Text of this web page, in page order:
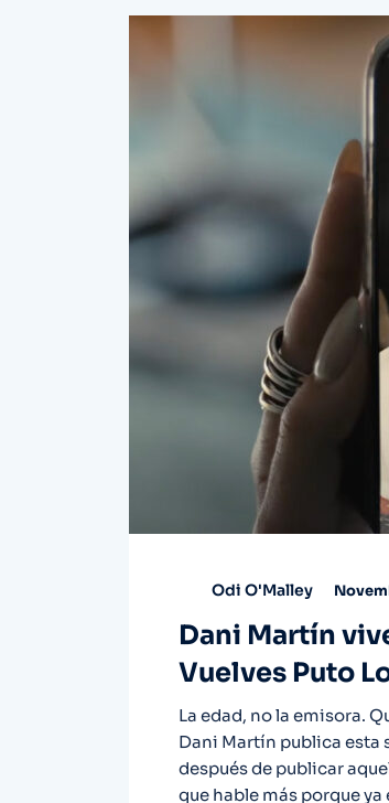
Odi O'Malley
Dani Martín
Vuelves Puto
La edad, no la emisora.
Dani Martín publica esta
después de publicar
que hable más porque